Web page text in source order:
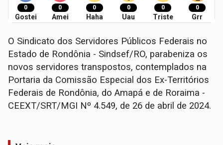
0
Gostei
0
Amei
0
Haha
0
Uau
0
Triste
0
Grr
O Sindicato dos Servidores Públicos Federais no
Estado de Rondônia - Sindsef/RO, parabeniza os
novos servidores transpostos, contemplados na
Portaria da Comissão Especial dos Ex-Territórios
Federais de Rondônia, do Amapá e de Roraima -
CEEXT/SRT/MGI Nº 4.549, de 26 de abril de 2024.